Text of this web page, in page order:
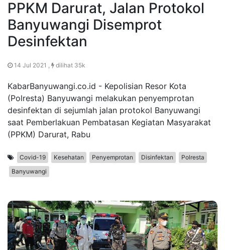
PPKM Darurat, Jalan Protokol
Banyuwangi Disemprot
Desinfektan
14 Jul 2021 , dilihat 35k
KabarBanyuwangi.co.id - Kepolisian Resor Kota
(Polresta) Banyuwangi melakukan penyemprotan
desinfektan di sejumlah jalan protokol Banyuwangi
saat Pemberlakuan Pembatasan Kegiatan Masyarakat
(PPKM) Darurat, Rabu
Covid-19 Kesehatan Penyemprotan Disinfektan
Polresta
Banyuwangi